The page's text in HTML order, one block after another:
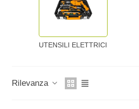
Manichetta
16mm Con
Anello Tape
Gomito
UTENSILI ELETTRICI
Rilevanza